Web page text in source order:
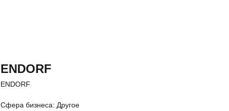
ENDORF
ENDORF
Cфера бизнеса: Другое